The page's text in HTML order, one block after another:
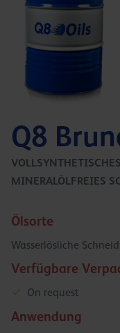
Q8
MINERALÖLFREIES
Ölsorte
Wasserlösliche
Verfügbare
On request
Anwendung